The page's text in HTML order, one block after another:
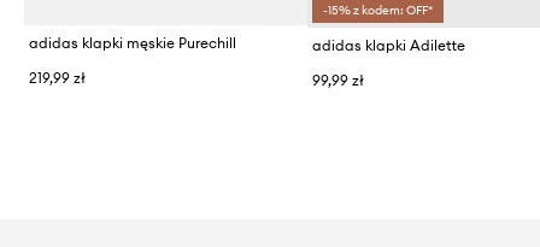
adidas klapki męskie Purechill
219,99 zł
-15% z kodem: OFF*
adidas klapki Adilette
99,99 zł